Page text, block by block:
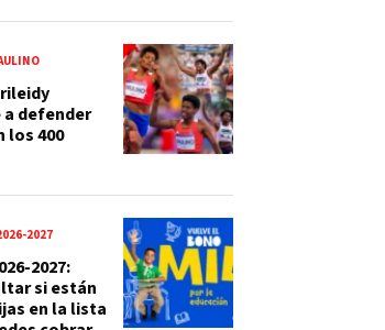
a defender
los 400
2027
2027:
si están
en la lista